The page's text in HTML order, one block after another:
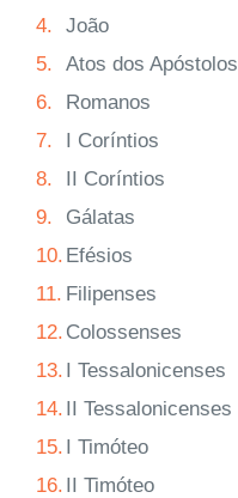
4.
João
5.
Atos dos Apóstolos
6.
Romanos
7.
I Coríntios
8.
II Coríntios
9.
Gálatas
10. Efésios
11. Filipenses
12. Colossenses
13. I Tessalonicenses
14. II Tessalonicenses
15. I Timóteo
16. II Timóteo